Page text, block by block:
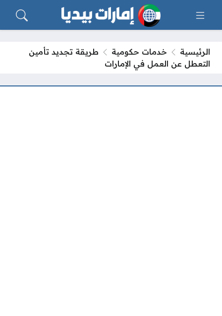
الرئيسية خدمات حكومية
طريقة تجديد تأمين
التعطل عن العمل في الإمارات